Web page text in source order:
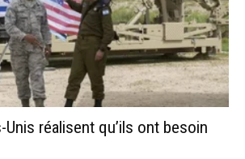
Unis réalisent qu’ils ont besoin